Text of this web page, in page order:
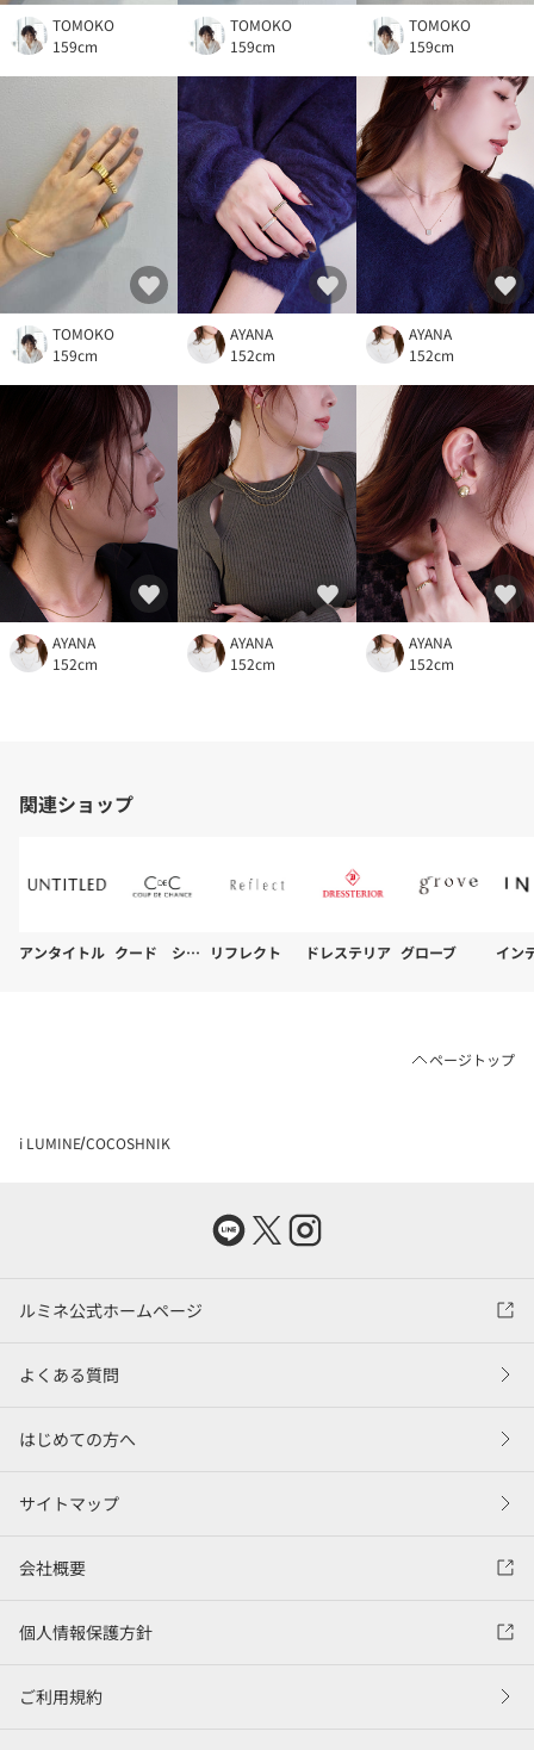
TOMOKO
159cm
TOMOKO
159cm
TOMOKO
159cm
TOMOKO
159cm
AYANA
152cm
AYANA
152cm
AYANA
152cm
AYANA
152cm
AYANA
152cm
関連ショップ
アンタイトル クード シャンス リフレクト ドレステリア グローブ イン
ページトップ
i LUMINE COCOSHNIK
ルミネ公式ホームページ
よくある質問
はじめての方へ
サイトマップ
会社概要
個人情報保護方針
ご利用規約